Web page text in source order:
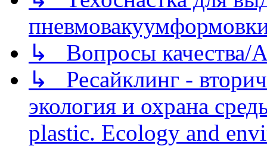
↳ Вопросы качества/
↳ Ресайклинг -
экология и охрана
plastic. Ecology and